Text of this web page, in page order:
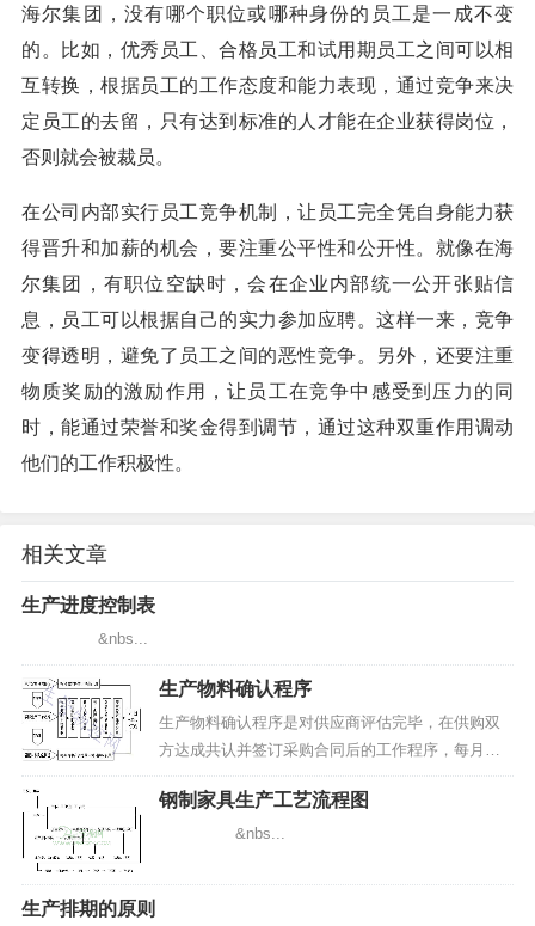
海尔集团，没有哪个职位或哪种身份的员工是一成不变
的。比如，优秀员工、合格员工和试用期员工之间可以相
互转换，根据员工的工作态度和能力表现，通过竞争来决
定员工的去留，只有达到标准的人才能在企业获得岗位，
否则就会被裁员。
在公司内部实行员工竞争机制，让员工完全凭自身能力获
得晋升和加薪的机会，要注重公平性和公开性。就像在海
尔集团，有职位空缺时，会在企业内部统一公开张贴信
息，员工可以根据自己的实力参加应聘。这样一来，竞争
变得透明，避免了员工之间的恶性竞争。另外，还要注重
物质奖励的激励作用，让员工在竞争中感受到压力的同
时，能通过荣誉和奖金得到调节，通过这种双重作用调动
他们的工作积极性。
相关文章
生产进度控制表
&nbs...
生产物料确认程序
生产物料确认程序是对供应商评估完毕，在供购双
方达成共认并签订采购合同后的工作程序，每月都
会对生产订单预估做出物料调节计划；然后根据实
际下单数据确认物料采购计划。在操作上还需要对
库存量的变动情况报告所列...
钢制家具生产工艺流程图
&nbs...
生产排期的原则